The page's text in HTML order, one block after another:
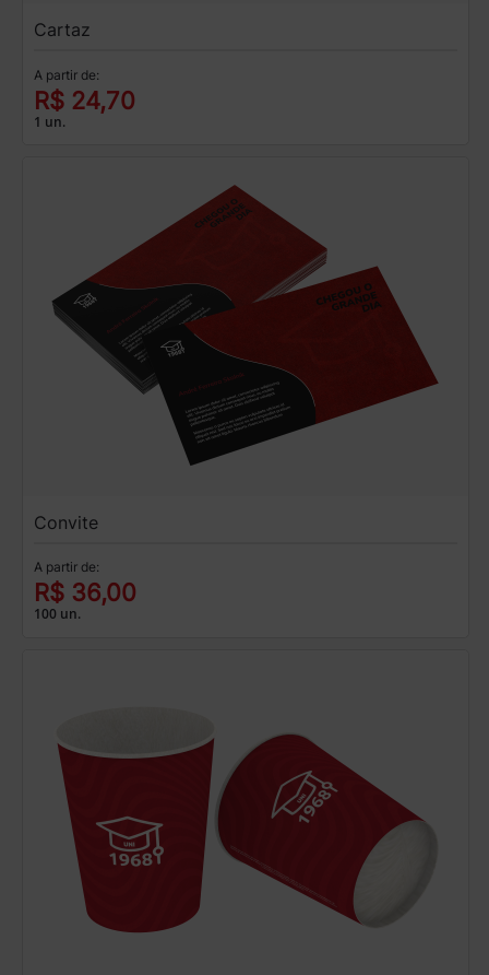
Cartaz
A partir de:
R$ 24,70
1 un.
Convite
A partir de:
R$ 36,00
100 un.